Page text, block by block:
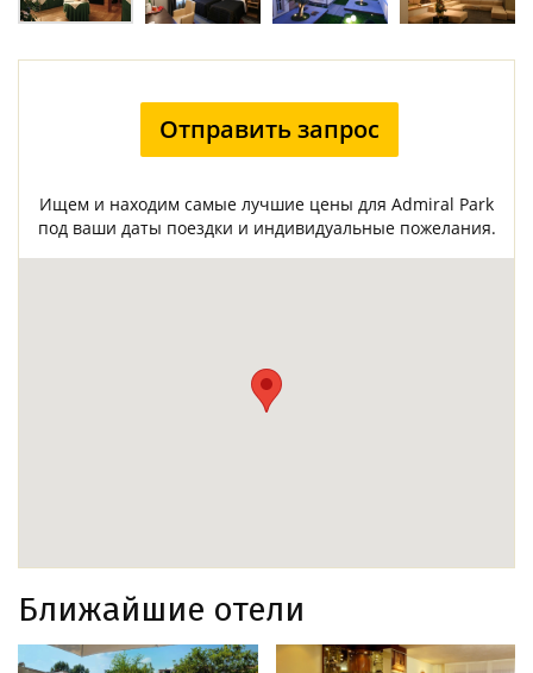
Отправить запрос
Ищем и находим самые лучшие цены для Admiral Park
под ваши даты поездки и индивидуальные пожелания.
Ближайшие отели